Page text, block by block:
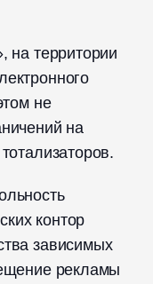
на территории
не
на
контор
зависимых
рекламы